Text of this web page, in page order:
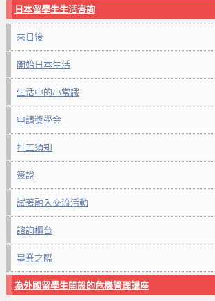
日本留學生生活咨詢
來日後
開始日本生活
生活中的小常識
申請獎學金
打工須知
簽證
試著融入交流活動
諮詢櫃台
畢業之際
為外國留學生開設的危機管理講座